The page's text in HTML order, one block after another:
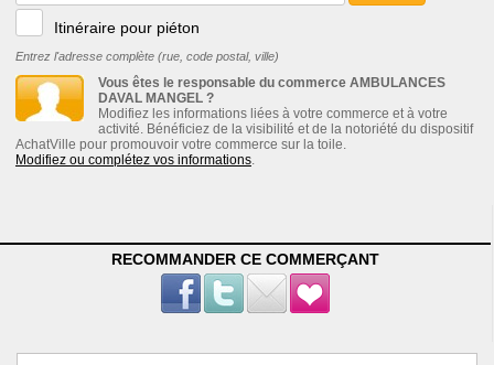
Itinéraire pour piéton
Entrez l'adresse complète (rue, code postal, ville)
Vous êtes le responsable du commerce AMBULANCES
DAVAL MANGEL ?
Modifiez les informations liées à votre commerce et à votre
activité. Bénéficiez de la visibilité et de la notoriété du dispositif
AchatVille pour promouvoir votre commerce sur la toile.
Modifiez ou complétez vos informations.
RECOMMANDER CE COMMERÇANT